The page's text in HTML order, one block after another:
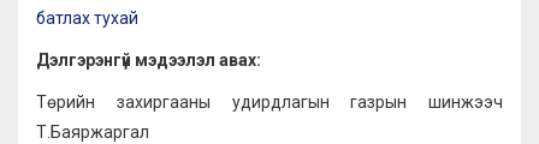
батлах тухай
Дэлгэрэнгүй мэдээлэл авах:
Төрийн захиргааны удирдлагын газрын шинжээч
Т.Баяржаргал